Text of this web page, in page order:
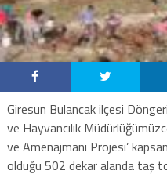
Giresun Bulancak ilçesi
ve Hayvancılık
ve Amenajmanı Projesi’
olduğu 502 dekar alanda taş